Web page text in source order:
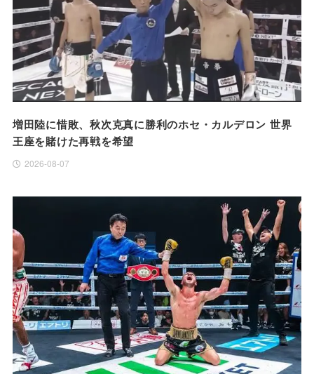
増田陸に惜敗、秋次克真に勝利のホセ・カルデロン 世界
王座を賭けた再戦を希望
2026-08-07